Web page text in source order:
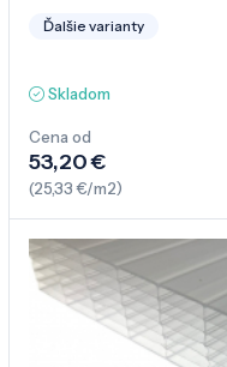
Ďalšie varianty
Skladom
Cena od
53,20 €
(25,33 €/m2)